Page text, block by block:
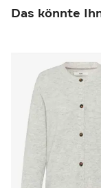
Das könnte